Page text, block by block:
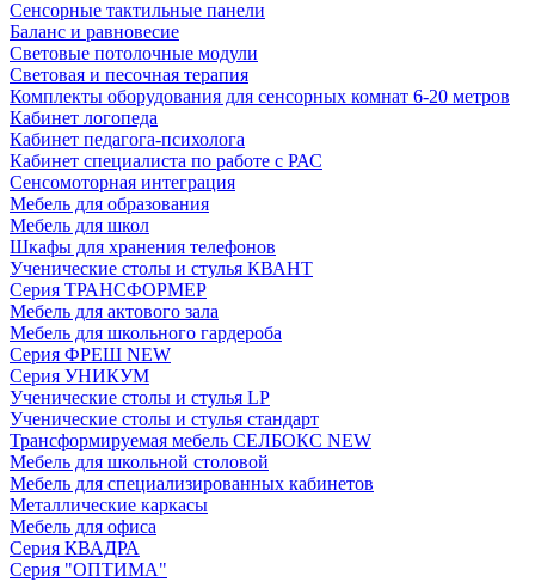
Сенсорные тактильные панели
Баланс и равновесие
Световые потолочные модули
Световая и песочная терапия
Комплекты оборудования для сенсорных комнат 6-20 метров
Кабинет логопеда
Кабинет педагога-психолога
Кабинет специалиста по работе с РАС
Сенсомоторная интеграция
Мебель для образования
Мебель для школ
Шкафы для хранения телефонов
Ученические столы и стулья КВАНТ
Серия ТРАНСФОРМЕР
Мебель для актового зала
Мебель для школьного гардероба
Серия ФРЕШ NEW
Серия УНИКУМ
Ученические столы и стулья LP
Ученические столы и стулья стандарт
Трансформируемая мебель СЕЛБОКС NEW
Мебель для школьной столовой
Мебель для специализированных кабинетов
Металлические каркасы
Мебель для офиса
Серия КВАДРА
Серия "ОПТИМА"